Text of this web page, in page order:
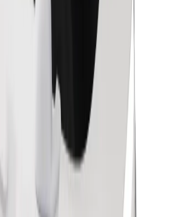
σε λίγα λεπτά!
την εφαρμογή Bolt Food